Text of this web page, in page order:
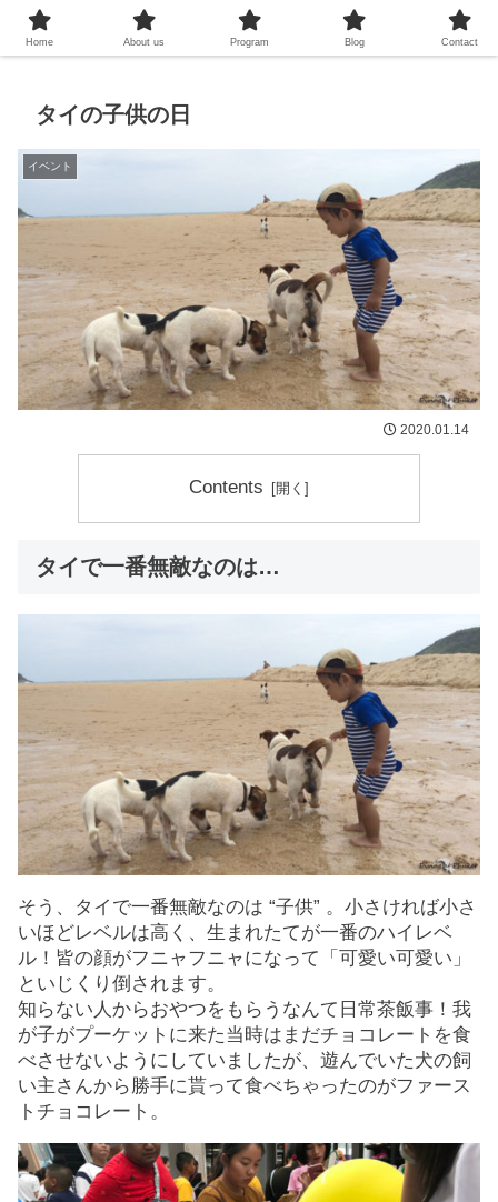
プーケットシュノーケリング教室
タイの子供の日
イベント
2020.01.14
Contents
タイで一番無敵なのは…
そう、タイで一番無敵なのは “子供” 。小さければ小さ
いほどレベルは高く、生まれたてが一番のハイレベ
ル！皆の顔がフニャフニャになって「可愛い可愛い」
といじくり倒されます。
知らない人からおやつをもらうなんて日常茶飯事！我
が子がプーケットに来た当時はまだチョコレートを食
べさせないようにしていましたが、遊んでいた犬の飼
い主さんから勝手に貰って食べちゃったのがファース
トチョコレート。
Home About us Program Blog Contact